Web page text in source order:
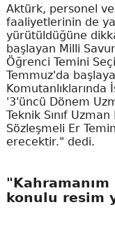
Aktürk, personel
faaliyetlerinin de
yürütüldüğüne
başlayan Milli
Öğrenci Temini
Temmuz'da
Komutanlıklarında
'3'üncü Dönem
Teknik Sınıf
Sözleşmeli Er
erecektir." dedi.
konulu resim